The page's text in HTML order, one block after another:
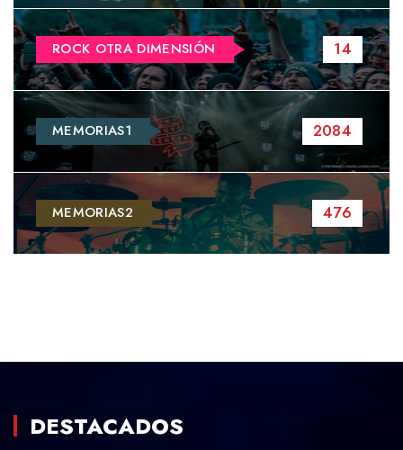
ROCK OTRA DIMENSIÓN 14
MEMORIAS1 2084
MEMORIAS2 476
DESTACADOS